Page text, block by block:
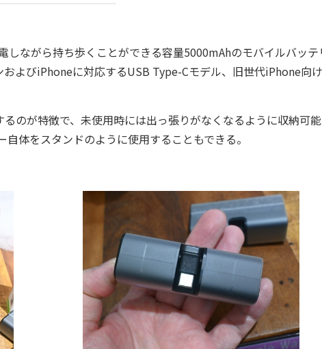
ながら持ち歩くことができる容量5000mAhのモバイルバッテ
よびiPhoneに対応するUSB Type-Cモデル、旧世代iPhone向
のが特徴で、未使用時には出っ張りがなくなるように収納可
体をスタンドのように使用することもできる。